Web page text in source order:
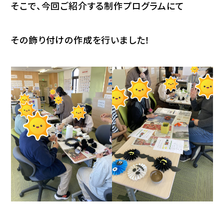
そこで、今回ご紹介する制作プログラムにて
その飾り付けの作成を行いました！